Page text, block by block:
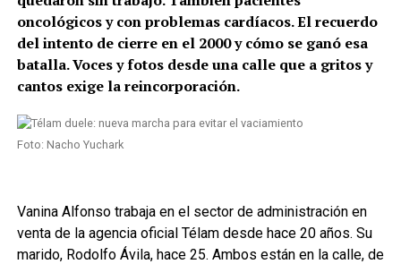
oncológicos y con problemas cardíacos. El recuerdo
del intento de cierre en el 2000 y cómo se ganó esa
batalla. Voces y fotos desde una calle que a gritos y
cantos exige la reincorporación.
Foto: Nacho Yuchark
Vanina Alfonso trabaja en el sector de administración en
venta de la agencia oficial Télam desde hace 20 años. Su
marido, Rodolfo Ávila, hace 25. Ambos están en la calle, de